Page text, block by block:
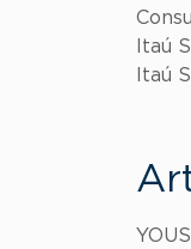
Itaú
Itaú